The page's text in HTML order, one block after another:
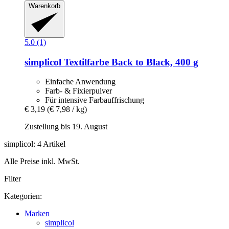
Warenkorb
5.0 (1)
simplicol Textilfarbe Back to Black, 400 g
Einfache Anwendung
Farb- & Fixierpulver
Für intensive Farbauffrischung
€ 3,19 (€ 7,98 / kg)
Zustellung bis 19. August
simplicol: 4 Artikel
Alle Preise inkl. MwSt.
Filter
Kategorien:
Marken
simplicol